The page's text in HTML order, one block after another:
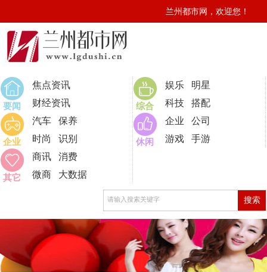
兰州都市网，欢迎您！
要闻
焦点资讯
财经资讯
综合
娱乐
明星
科技
搭配
企业
汽车
保养
时尚
识别 休闲
企业
公司
游戏
手游
其它
商讯
消费
微商
大数据